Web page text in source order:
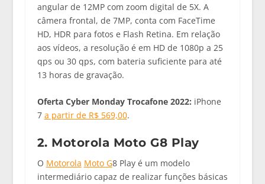
angular de 12MP com zoom digital de 5X. A
câmera frontal, de 7MP, conta com FaceTime
HD, HDR para fotos e Flash Retina. Em relação
aos vídeos, a resolução é em HD de 1080p a 25
qps ou 30 qps, com bateria suficiente para até
13 horas de gravação.
Oferta Cyber Monday Trocafone 2022: iPhone
7 a partir de R$ 569,00.
2. Motorola Moto G8 Play
O Motorola Moto G8 Play é um modelo
intermediário capaz de realizar funções básicas